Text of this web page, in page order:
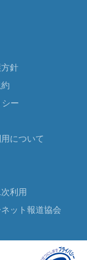
針
ー
について
利用
ット報道協会